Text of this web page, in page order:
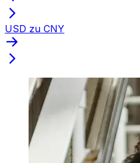
USD zu CNY